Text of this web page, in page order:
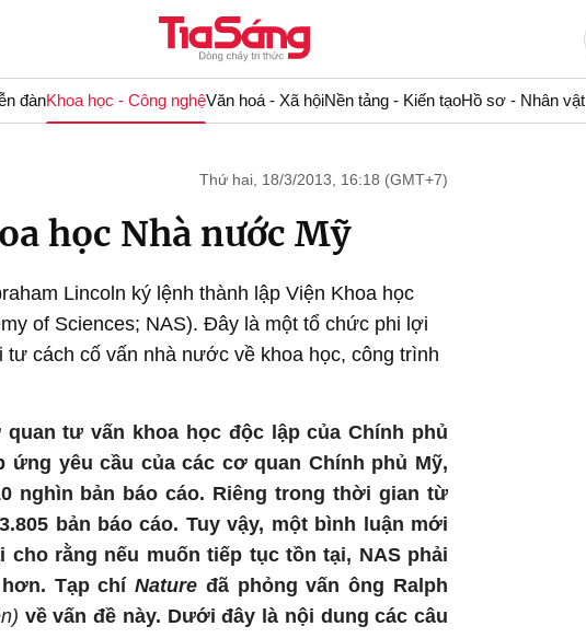
đànKhoa học - Công nghệVăn hoá - Xã hộiNền tảng - Kiến tạoHồ sơ - Nhân vật
Thứ hai, 18/3/2013, 16:18 (GMT+7)
học Nhà nước Mỹ
Lincoln ký lệnh thành lập Viện Khoa học
of Sciences; NAS). Đây là một tổ chức phi lợi
cách cố vấn nhà nước về khoa học, công trình
tư vấn khoa học độc lập của Chính phủ
ứng yêu cầu của các cơ quan Chính phủ Mỹ,
nghìn bản báo cáo. Riêng trong thời gian từ
bản báo cáo. Tuy vậy, một bình luận mới
cho rằng nếu muốn tiếp tục tồn tại, NAS phải
hơn. Tạp chíNature đã phỏng vấn ông Ralph
về vấn đề này. Dưới đây là nội dung các câu